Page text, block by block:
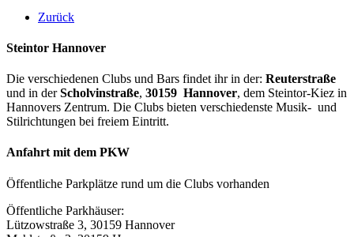
Zurück
Steintor Hannover
Die verschiedenen Clubs und Bars findet ihr in der: Reuterstraße
und in derScholvinstraße, 30159 Hannover, dem Steintor-Kiez in
Hannovers Zentrum. Die Clubs bieten verschiedenste Musik- und
Stilrichtungen bei freiem Eintritt.
Anfahrt mit dem PKW
Öffentliche Parkplätze rund um die Clubs vorhanden
Öffentliche Parkhäuser:
Lützowstraße 3, 30159 Hannover